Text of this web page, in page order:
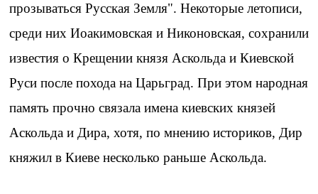
прозываться Русская Земля". Некоторые летописи,
среди них Иоакимовская и Никоновская, сохранили
известия о Крещении князя Аскольда и Киевской
Руси после похода на Царьград. При этом народная
память прочно связала имена киевских князей
Аскольда и Дира, хотя, по мнению историков, Дир
княжил в Киеве несколько раньше Аскольда.